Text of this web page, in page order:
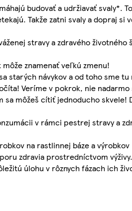
budovať a udržiavať svaly*.
Takže zatni svaly a dopraj si
stravy a zdravého životného
znamenať veľkú zmenu!
starých návykov a od toho sme tu
Veríme v pokrok, nie nadarmo
môžeš cítiť jednoducho skvele!
v rámci pestrej stravy a
na rastlinnej báze a výrobkov
zdravia prostredníctvom
úlohu v rôznych fázach ich